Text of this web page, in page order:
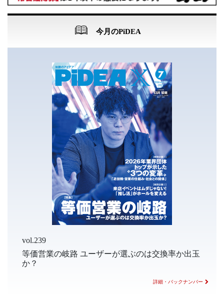
今月のPiDEA
vol.239
等価営業の岐路 ユーザーが選ぶのは交換率か出玉
か？
詳細・バックナンバー